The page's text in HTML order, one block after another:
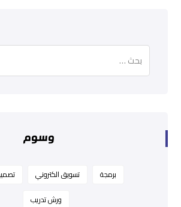
وسوم
برمجة تسويق الكتروني
ورش تدريب